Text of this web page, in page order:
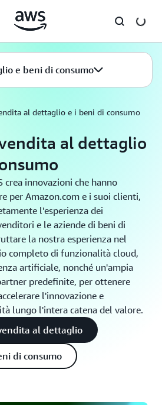
e beni di consumo
al dettaglio e i beni di consumo
al dettaglio
crea innovazioni che hanno
per Amazon.com e i suoi clienti,
l'esperienza dei
e le aziende di beni di
la nostra esperienza nel
completo di funzionalità cloud,
artificiale, nonché un'ampia
predefinite, per ottenere
l'innovazione e
lungo l'intera catena del valore.
al dettaglio
di consumo